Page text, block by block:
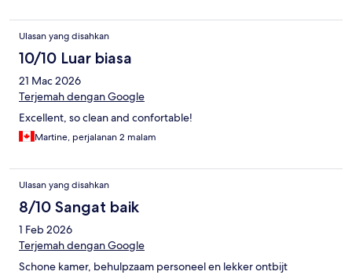
Ulasan yang disahkan
10/10 Luar biasa
21 Mac 2026
Terjemah dengan Google
Excellent, so clean and confortable!
Martine, perjalanan 2 malam
Ulasan yang disahkan
8/10 Sangat baik
1 Feb 2026
Terjemah dengan Google
Schone kamer, behulpzaam personeel en lekker ontbijt